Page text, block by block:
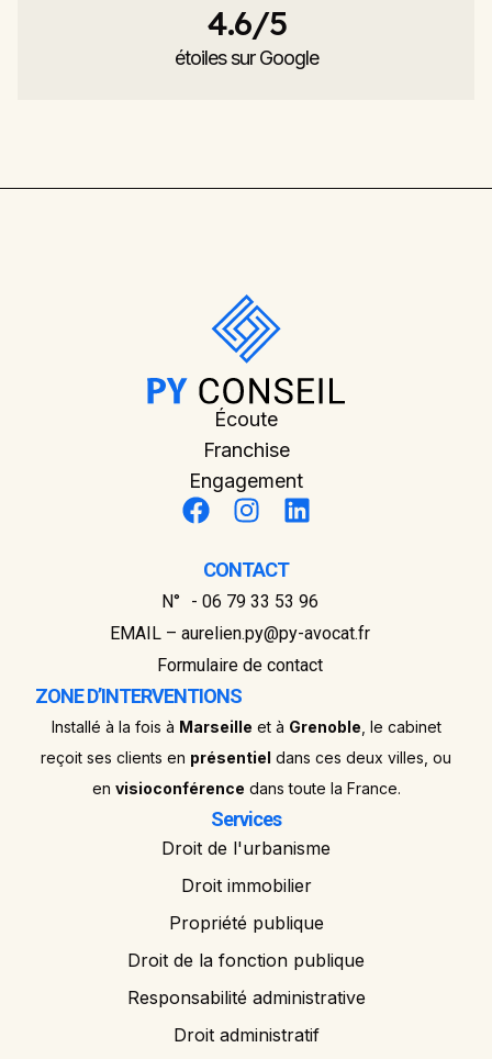
étoiles sur Google
4.6/5
Écoute
Franchise
Engagement
CONTACT
N° - 06 79 33 53 96
EMAIL – aurelien.py@py-avocat.fr
Formulaire de contact
ZONE D’INTERVENTIONS
Installé à la fois à Marseille et à Grenoble , le cabinet
reçoit ses clients en présentiel dans ces deux villes, ou
en visioconférence dans toute la France.
Services
Droit de l'urbanisme
Droit immobilier
Propriété publique
Droit de la fonction publique
Responsabilité administrative
Droit administratif